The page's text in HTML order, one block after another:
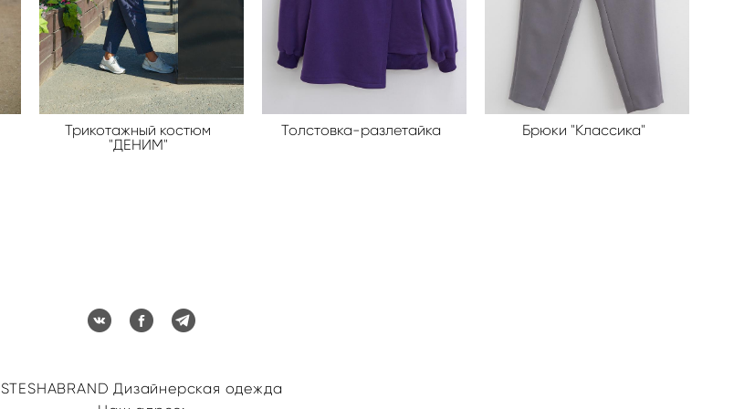
Трикотажный костюм
"ДЕНИМ"
Толстовка-разлетайка Брюки "Классика"
STESHABRAND Дизайнерская одежда